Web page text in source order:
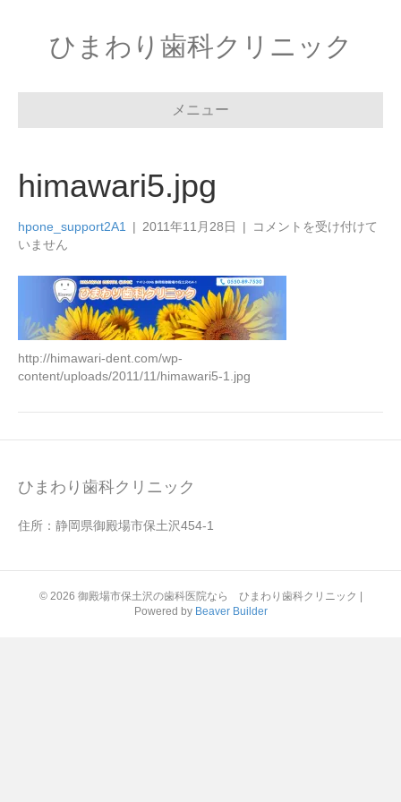
ひまわり歯科クリニック
メニュー
himawari5.jpg
hpone_support2A1 | 2011年11月28日 |
himawari5.jpg
コメントを受け付けて
いません
http://himawari-dent.com/wp-
content/uploads/2011/11/himawari5-1.jpg
ひまわり歯科クリニック
住所：静岡県御殿場市保土沢454-1
© 2026 御殿場市保土沢の歯科医院なら ひまわり歯科クリニック
Powered by Beaver Builder